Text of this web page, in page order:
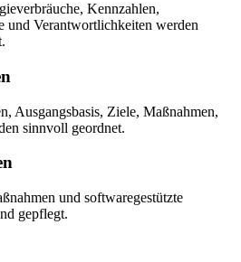
Kennzahlen,
und Verantwortlichkeiten werden
Ausgangsbasis, Ziele, Maßnahmen,
sinnvoll geordnet.
und softwaregestützte
gepflegt.